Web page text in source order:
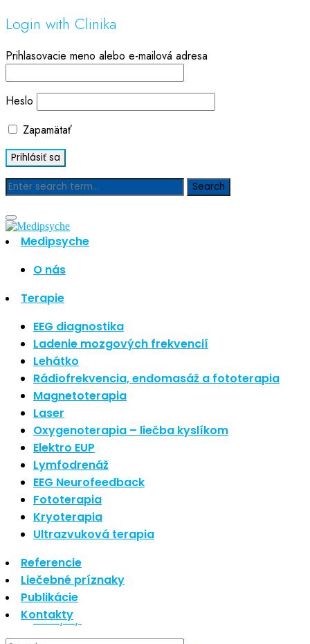
Login with Clinika
Prihlasovacie meno alebo e-mailová adresa
Heslo
Zapamätať
Medipsyche
O nás
Terapie
EEG diagnostika
Ladenie mozgových frekvencií
Lehátko
Rádiofrekvencia, endomasáž a fototerapia
Magnetoterapia
Laser
Oxygenoterapia – liečba kyslíkom
Elektro EUP
Lymfodrenáž
EEG Neurofeedback
Fototerapia
Kryoterapia
Ultrazvuková terapia
Referencie
Liečebné príznaky
Publikácie
Kontakty
Blog
Hľadať
Najnovšie články
Nové polarizované svetlo
So psoriázou netreba žiť
Rozšírenie služieb
Hudba a vývoj mozgu
Najnovšie komentáre
Žiadne komentáre na zobrazenie.
Archív
september 2021
apríl 2021
august 2020
Kategórie
Nezaradené
Skin Care
Zdravý štýl